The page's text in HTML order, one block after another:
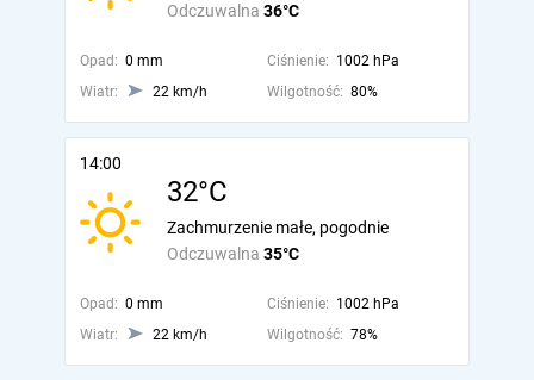
Odczuwalna 36°C
Opad: 0 mm Ciśnienie: 1002 hPa
Wiatr:
22 km/h Wilgotność: 80%
14:00
32°C
Odczuwalna 35°C
Zachmurzenie małe, pogodnie
Opad: 0 mm Ciśnienie: 1002 hPa
Wiatr:
22 km/h Wilgotność: 78%